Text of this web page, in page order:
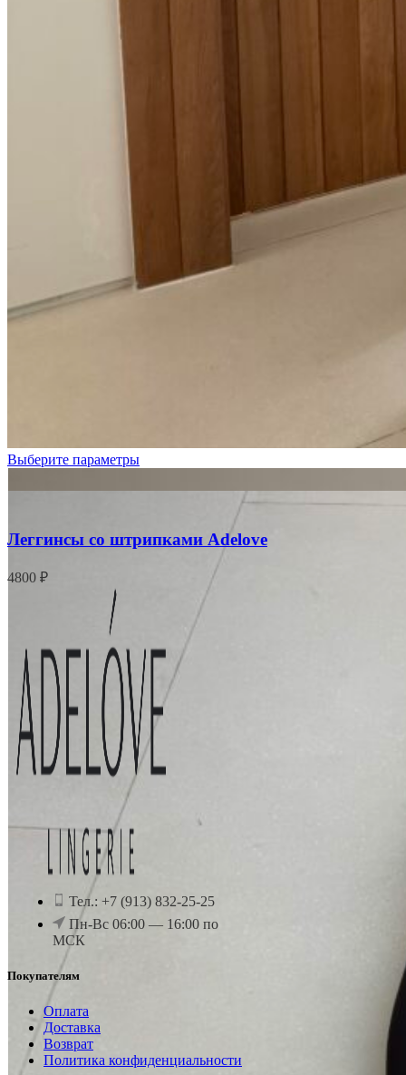
Выберите параметры
Леггинсы со штрипками Adelove
4800 ₽
Тел.: +7 (913) 832-25-25
Пн-Вс 06:00 — 16:00 по
МСК
Покупателям
Оплата
Доставка
Возврат
Политика конфиденциальности